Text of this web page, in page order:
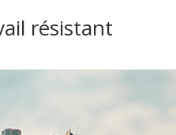
résistant